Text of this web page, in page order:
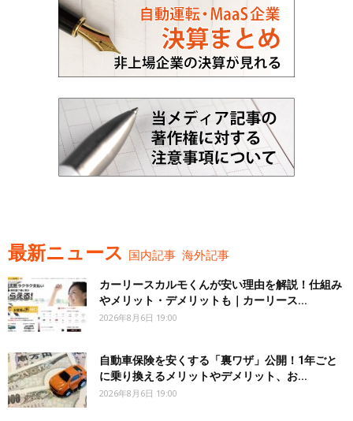
最新ニュース 国内記事 海外記事
カーリースカルモくんが安い理由を解説！仕組み
やメリット・デメリットも｜カーリース...
2026年8月6日 19:00
自動車保険を安くする「裏ワザ」公開！1年ごと
に乗り換えるメリットやデメリット、お...
2026年8月6日 19:00